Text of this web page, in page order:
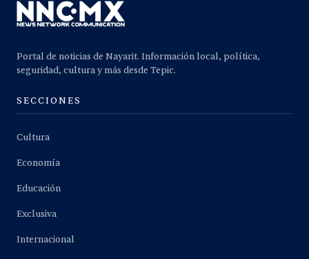
Portal de noticias de Nayarit. Información local, política,
seguridad, cultura y más desde Tepic.
SECCIONES
Cultura
Economía
Educación
Exclusiva
Internacional